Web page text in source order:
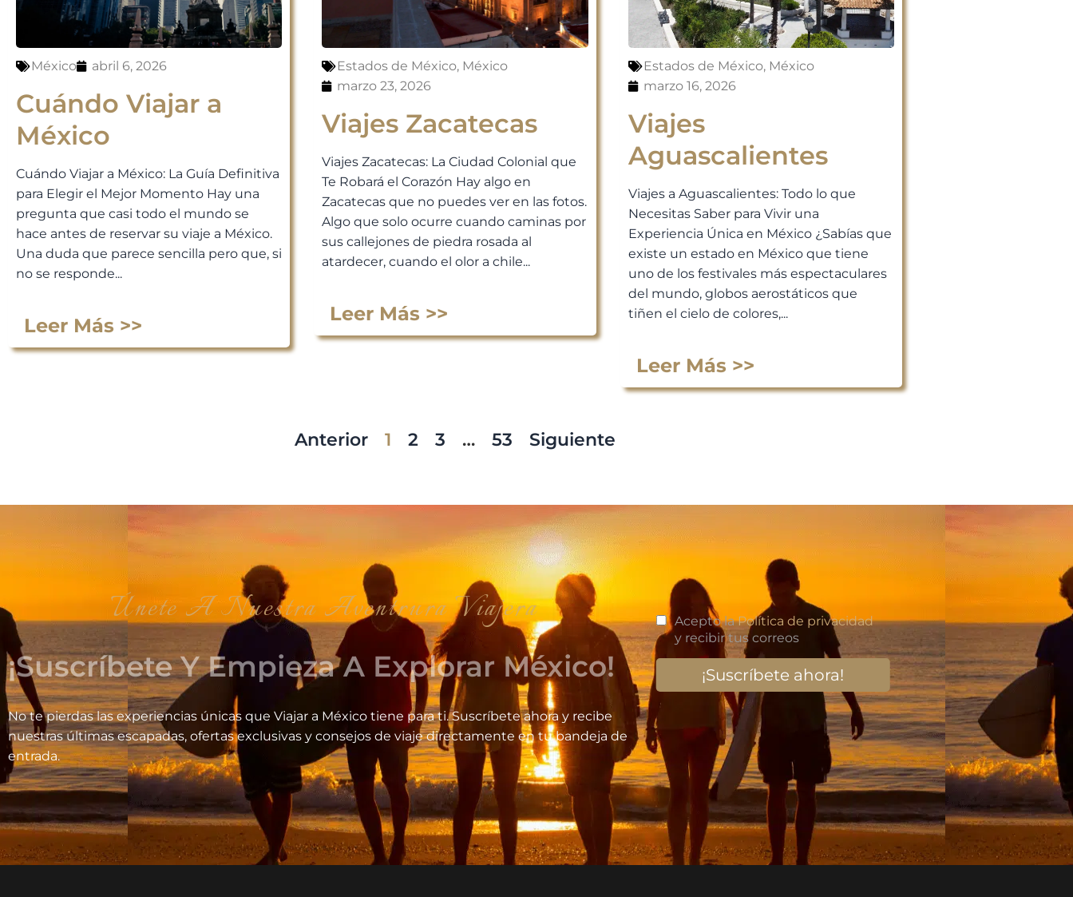
México abril 6, 2026
Cuándo Viajar a
México
Cuándo Viajar a México: La Guía Definitiva
para Elegir el Mejor Momento Hay una
pregunta que casi todo el mundo se
hace antes de reservar su viaje a México.
Una duda que parece sencilla pero que, si
no se responde...
Leer Más >>
Estados de México, México
marzo 23, 2026
Viajes Zacatecas
Viajes Zacatecas: La Ciudad Colonial que
Te Robará el Corazón Hay algo en
Zacatecas que no puedes ver en las fotos.
Algo que solo ocurre cuando caminas por
sus callejones de piedra rosada al
atardecer, cuando el olor a chile...
Leer Más >>
Estados de México, México
marzo 16, 2026
Viajes
Aguascalientes
Viajes a Aguascalientes: Todo lo que
Necesitas Saber para Vivir una
Experiencia Única en México ¿Sabías que
existe un estado en México que tiene
uno de los festivales más espectaculares
del mundo, globos aerostáticos que
tiñen el cielo de colores,...
Leer Más >>
Anterior 1 2 3 … 53 Siguiente
Únete A Nuestra Aventrura Viajera
¡Suscríbete Y Empieza A Explorar México!
No te pierdas las experiencias únicas que Viajar a México tiene para ti. Suscríbete ahora y recibe
nuestras últimas escapadas, ofertas exclusivas y consejos de viaje directamente en tu bandeja de
entrada.